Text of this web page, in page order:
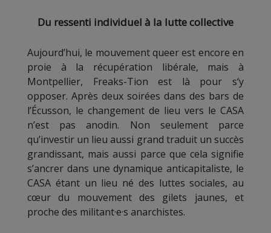
Du ressenti individuel à la lutte collective
Aujourd’hui, le mouvement queer est encore en
proie à la récupération libérale, mais à
Montpellier, Freaks-Tion est là pour s‘y
opposer. Après deux soirées dans des bars de
l’Écusson, le changement de lieu vers le CASA
n’est pas anodin. Non seulement parce
qu’investir un lieu aussi grand traduit un succès
grandissant, mais aussi parce que cela signifie
s’ancrer dans une dynamique anticapitaliste, le
CASA étant un lieu né des luttes sociales, au
cœur du mouvement des gilets jaunes, et
proche des militant·e·s anarchistes.